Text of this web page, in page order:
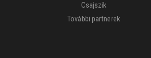
Csajszik
További partnerek